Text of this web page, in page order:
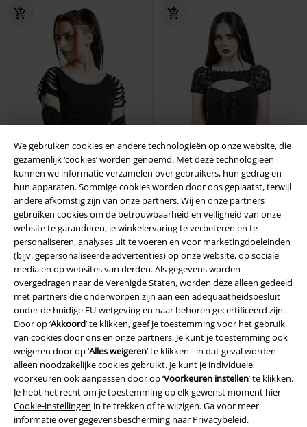
We gebruiken cookies en andere technologieën op onze website, die
gezamenlijk ‘cookies’ worden genoemd. Met deze technologieën
kunnen we informatie verzamelen over gebruikers, hun gedrag en
hun apparaten. Sommige cookies worden door ons geplaatst, terwijl
andere afkomstig zijn van onze partners. Wij en onze partners
gebruiken cookies om de betrouwbaarheid en veiligheid van onze
website te garanderen, je winkelervaring te verbeteren en te
personaliseren, analyses uit te voeren en voor marketingdoeleinden
(bijv. gepersonaliseerde advertenties) op onze website, op sociale
media en op websites van derden. Als gegevens worden
overgedragen naar de Verenigde Staten, worden deze alleen gedeeld
met partners die onderworpen zijn aan een adequaatheidsbesluit
onder de huidige EU-wetgeving en naar behoren gecertificeerd zijn.
Door op ‘Akkoord’ te klikken, geef je toestemming voor het gebruik
van cookies door ons en onze partners. Je kunt je toestemming ook
weigeren door op ‘Alles weigeren’ te klikken - in dat geval worden
alleen noodzakelijke cookies gebruikt. Je kunt je individuele
voorkeuren ook aanpassen door op ‘Voorkeuren instellen’ te klikken.
Je hebt het recht om je toestemming op elk gewenst moment hier
Cookie-instellingen in te trekken of te wijzigen. Ga voor meer
informatie over gegevensbescherming naar Privacybeleid.
-19%
Exclusief
Adviesprijs € 34,99
€ 28,04
Days Without
Gothicana by
EMP
Shirt met lange mouwen
%
€ 32,99
Moral Top Poizen Industries
shirt